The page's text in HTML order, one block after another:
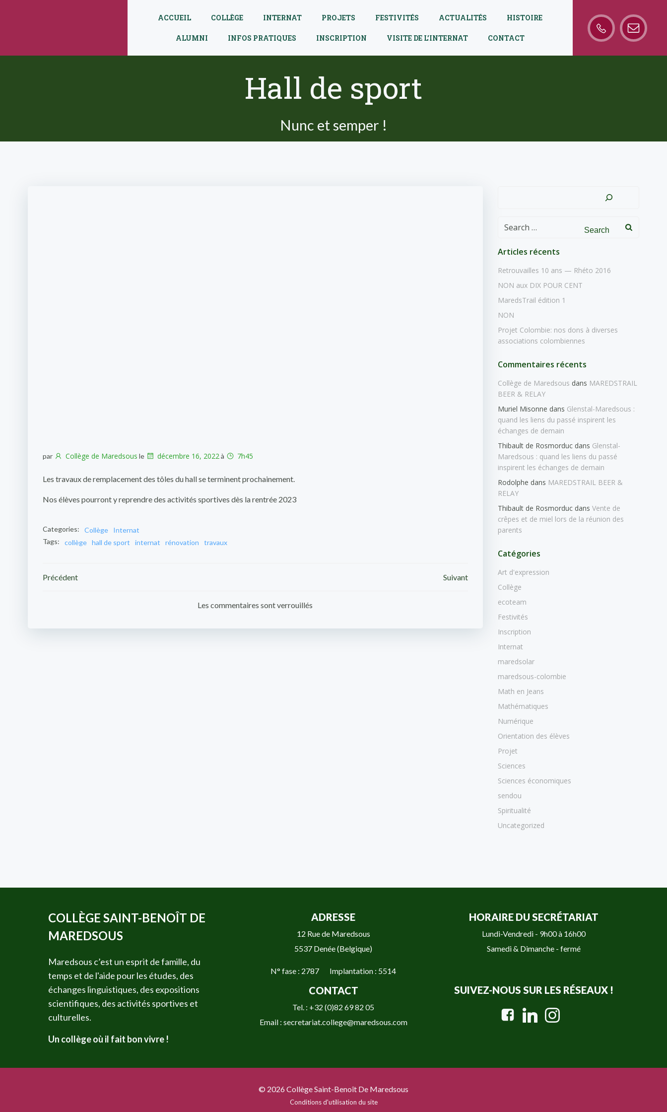
ACCUEIL COLLÈGE INTERNAT PROJETS FESTIVITÉS ACTUALITÉS HISTOIRE
ALUMNI INFOS PRATIQUES INSCRIPTION VISITE DE L’INTERNAT CONTACT
Hall de sport
Nunc et semper !
par Collège de Maredsous le décembre 16, 2022à 7h45
Les travaux de remplacement des tôles du hall se terminent prochainement.
Nos élèves pourront y reprendre des activités sportives dès la rentrée 2023
Categories: Collège
Internat
Tags:
collège hall de sport internat rénovation travaux
Post
Précédent
navigation
Suivant
Les commentaires sont verrouillés
Search
Articles récents
Retrouvailles 10 ans — Rhéto 2016
NON aux DIX POUR CENT
MaredsTrail édition 1
NON
Projet Colombie: nos dons à diverses
associations colombiennes
Commentaires récents
Collège de Maredsous dans MAREDSTRAIL
BEER & RELAY
Muriel Misonne dans Glenstal-Maredsous :
quand les liens du passé inspirent les
échanges de demain
Thibault de Rosmorducdans Glenstal-
Maredsous : quand les liens du passé
inspirent les échanges de demain
Rodolphe dans MAREDSTRAIL BEER &
RELAY
Thibault de Rosmorducdans Vente de
crêpes et de miel lors de la réunion des
parents
Catégories
Art d'expression
Collège
ecoteam
Festivités
Inscription
Internat
maredsolar
maredsous-colombie
Math en Jeans
Mathématiques
Numérique
Orientation des élèves
Projet
Sciences
Sciences économiques
sendou
Spiritualité
Uncategorized
COLLÈGE SAINT-BENOÎT DE
MAREDSOUS
Maredsous c’est un esprit de famille, du
temps et de l'aide pour les études, des
échanges linguistiques, des expositions
scientifiques, des activités sportives et
culturelles.
Un collège où il fait bon vivre !
ADRESSE
12 Rue de Maredsous
5537 Denée (Belgique)
N° fase : 2787 Implantation : 5514
CONTACT
Tel. : +32 (0)82 69 82 05
Email : secretariat.college@maredsous.com
HORAIRE DU SECRÉTARIAT
Lundi-Vendredi - 9h00 à 16h00
Samedi & Dimanche - fermé
SUIVEZ-NOUS SUR LES RÉSEAUX !
© 2026 Collège Saint-Benoît De Maredsous
Conditions d'utilisation du site